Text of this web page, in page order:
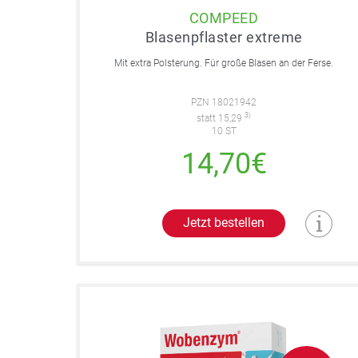
COMPEED
Blasenpflaster extreme
Mit extra Polsterung. Für große Blasen an der Ferse.
PZN 18021942
statt 15,29 3)
10 ST
14,70€
Jetzt bestellen